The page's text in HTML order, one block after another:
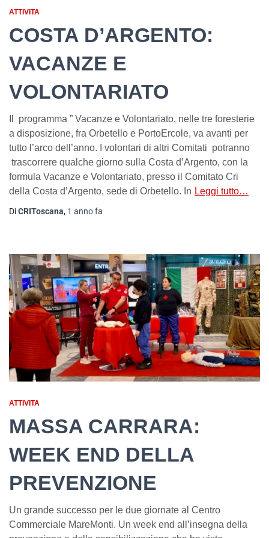
ATTIVITA
COSTA D’ARGENTO:
VACANZE E
VOLONTARIATO
Il programma ” Vacanze e Volontariato, nelle tre foresterie
a disposizione, fra Orbetello e PortoErcole, va avanti per
tutto l’arco dell’anno. I volontari di altri Comitati potranno
trascorrere qualche giorno sulla Costa d’Argento, con la
formula Vacanze e Volontariato, presso il Comitato Cri
della Costa d’Argento, sede di Orbetello. In Leggi tutto…
DiCRIToscana, 1 annofa
ATTIVITA
MASSA CARRARA:
WEEK END DELLA
PREVENZIONE
Un grande successo per le due giornate al Centro
Commerciale MareMonti. Un week end all’insegna della